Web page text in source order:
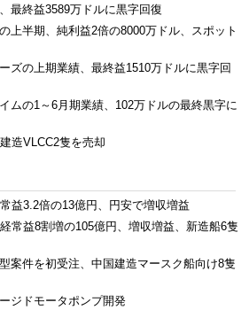
最終益3589万ドルに黒字回復
上半期、純利益2倍の8000万ドル、スポット
ズの上期業績、最終益1510万ドルに黒字回
ムの1～6月期業績、102万ドルの最終黒字に
造VLCC2隻を売却
益3.2倍の13億円、円安で増収増益
常益8割増の105億円、増収増益、新造船6隻
案件を初受注、中国建造マースク船向け8隻
ジドモータポンプ開発